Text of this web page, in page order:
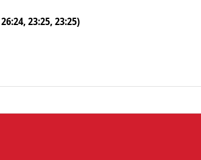
23:25, 23:25)